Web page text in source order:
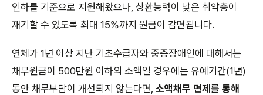
인하를 기준으로 지원해왔으나, 상환능력이 낮은 취약층이
재기할 수 있도록 최대 15%까지 원금이 감면됩니다.
연체가 1년 이상 지난 기초수급자와 중증장애인에 대해서는
채무원금이 500만원 이하의 소액일 경우에는 유예기간(1년)
동안 채무부담이 개선되지 않는다면, 소액채무 면제를 통해